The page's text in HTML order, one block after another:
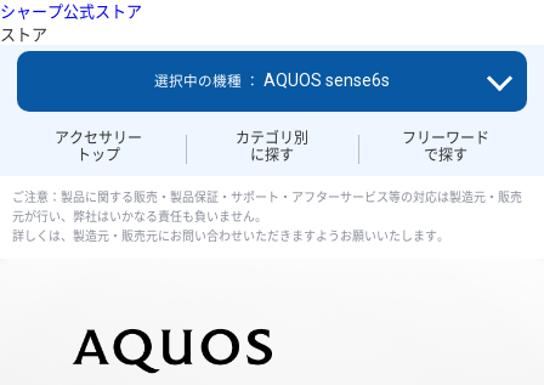
シャープ公式ストア
ストア
アクセサリー
トップ
カテゴリ別
に探す
フリーワード
で探す
選択中の機種 ： AQUOS sense6s
ご注意：製品に関する販売・製品保証・サポート・アフターサービス等の対応は製造元・販売
元が行い、弊社はいかなる責任も負いません。
詳しくは、製造元・販売元にお問い合わせいただきますようお願いいたします。